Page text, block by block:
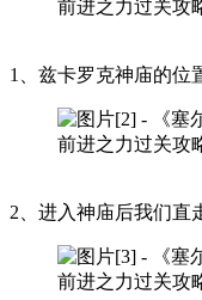
1、兹卡罗克神庙的位
2、进入神庙后我们直